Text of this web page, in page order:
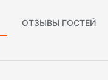
ОТЗЫВЫ ГОСТЕЙ